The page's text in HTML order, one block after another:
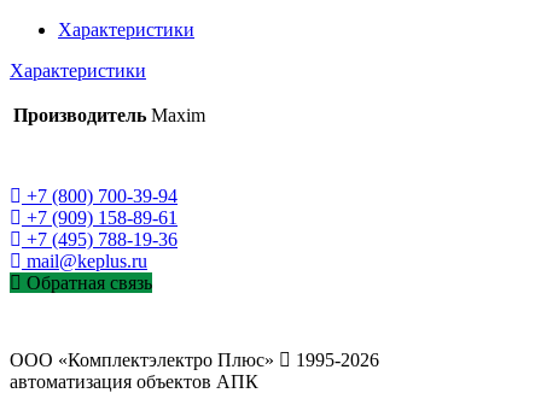
Характеристики
Характеристики
Производитель Maxim
+7 (800) 700-39-94
+7 (909) 158-89-61
+7 (495) 788-19-36
mail@keplus.ru
Обратная связь
ООО «Комплектэлектро Плюс»
1995-2026
автоматизация объектов АПК